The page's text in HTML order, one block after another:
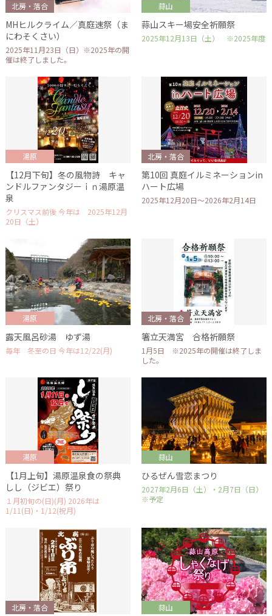
北房・落合
MHヒルクライム／真庭速祭（ま
にわそくさい）
2025年11月23日（日）※2025年の開
催は終了しました。
蒜山
蒜山スキー場安全祈願祭
2025年12月13日（土） ※2025年度
湯原
【12月下旬】冬の風物詩 キャ
ンドルファンタジーｉｎ湯原温
泉
クリスマス前後 今年は 2025年12月
20日（土）
北房・落合
第10回 真庭イルミネーションin
ハート広場
2025年12月20日～2026年2月14日
湯原
露天風呂砂湯 ゆず湯
毎年 冬至の日 今年は12/22(月)
北房・落合
箸立天満宮 合格祈願祭
1月5日 ※2025年の開催は終了しま
した。
湯原
【1月上旬】湯原温泉食の祭典
しし（ジビエ）祭り
１月初旬の(日)(月) 2026年は
1/11(日)・1/12(祝月)
蒜山
ひるぜん雪恋まつり
2027年2月6日（土）・2月7日（日）
※予定
北房・落合 蒜山